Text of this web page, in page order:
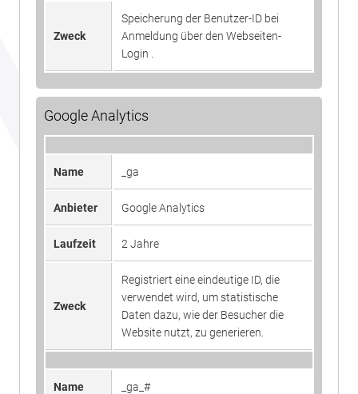
Zweck
Speicherung der Benutzer-ID bei
Anmeldung über den Webseiten-
Login .
Google Analytics
Name _ga
Anbieter Google Analytics
Laufzeit 2 Jahre
Zweck
Registriert eine eindeutige ID, die
verwendet wird, um statistische
Daten dazu, wie der Besucher die
Website nutzt, zu generieren.
Name _ga_#